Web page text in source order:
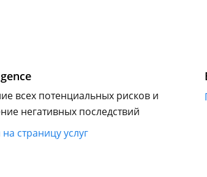
всех потенциальных рисков и
негативных последствий
страницу услуг